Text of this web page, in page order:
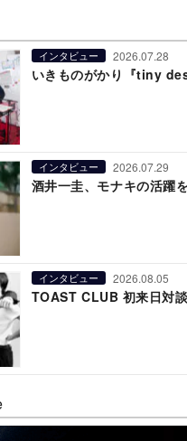
インタビュー 2026.07.28
いきものがかり『tiny
インタビュー 2026.07.29
酒井一圭、モナキの活躍
インタビュー 2026.08.05
TOAST CLUB 初来日対談